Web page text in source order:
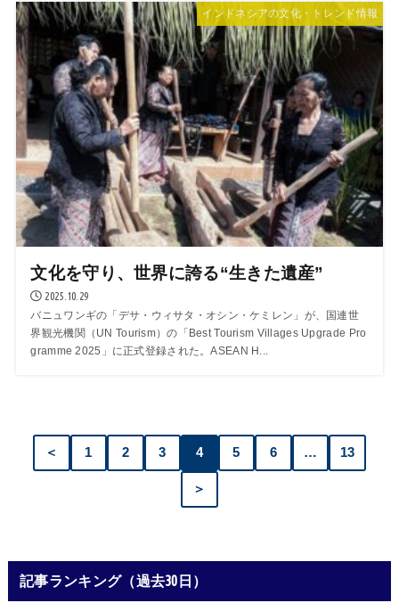
インドネシアの文化・トレンド情報
文化を守り、世界に誇る“生きた遺産”
2025.10.29
バニュワンギの「デサ・ウィサタ・オシン・ケミレン」が、国連世
界観光機関（UN Tourism）の「Best Tourism Villages Upgrade Pro
gramme 2025」に正式登録された。ASEAN H...
＜ 1 2 3 4 5 6 … 13
＞
記事ランキング（過去30日）